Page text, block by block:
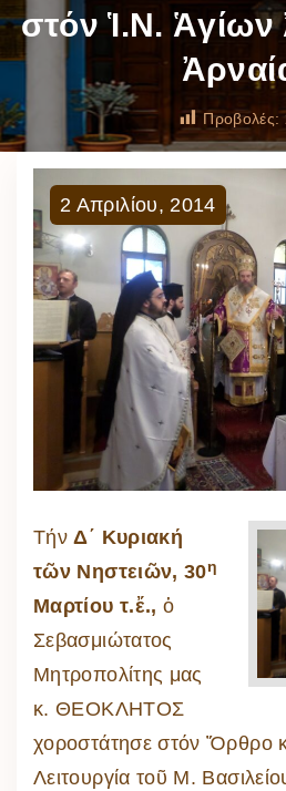
στόν Ἱ.Ν.
Προβολές:
2 Απριλίου, 2014
ΤήνΔ΄ Κυριακή
τῶν Νηστειῶν, 30η
Μαρτίου τ.ἔ., ὁ
Σεβασμιώτατος
Μητροπολίτης μας
κ. ΘΕΟΚΛΗΤΟΣ
χοροστάτησε στόν Ὄρθρο
Λειτουργία τοῦ Μ.